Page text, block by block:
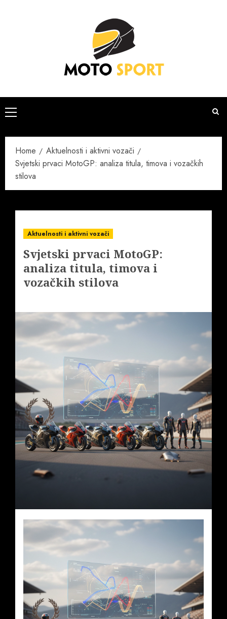
Primary
Home
Aktuelnosti i aktivni vozači
Svjetski prvaci MotoGP: analiza titula, timova i vozačkih
stilova
Aktuelnosti i aktivni vozači
Svjetski prvaci MotoGP:
analiza titula, timova i
vozačkih stilova